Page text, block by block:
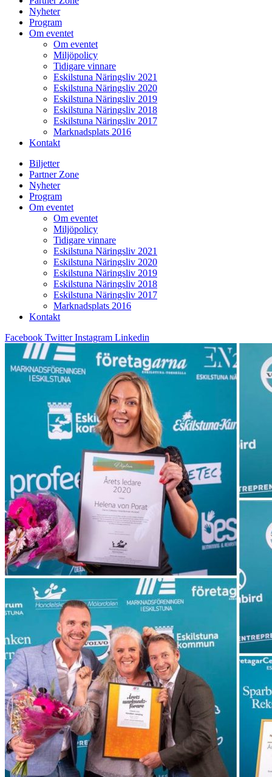
Nyheter
Program
Om eventet
Om eventet
Miljöpolicy
Tidigare vinnare
Eskilstuna Näringsliv 2021
Eskilstuna Näringsliv 2020
Eskilstuna Näringsliv 2019
Eskilstuna Näringsliv 2018
Eskilstuna Näringsliv 2017
Marknadsplats 2016
Kontakt
Biljetter
Partner Zone
Nyheter
Program
Om eventet
Om eventet
Miljöpolicy
Tidigare vinnare
Eskilstuna Näringsliv 2021
Eskilstuna Näringsliv 2020
Eskilstuna Näringsliv 2019
Eskilstuna Näringsliv 2018
Eskilstuna Näringsliv 2017
Marknadsplats 2016
Kontakt
Facebook Twitter Instagram Linkedin